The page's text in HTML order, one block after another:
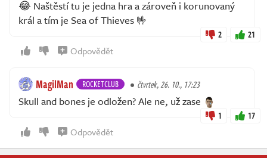
😂 Naštěstí tu je jedna hra a zároveň i korunovaný
král a tím je Sea of Thieves 🤟
2 21
Odpovědět
MagilMan ROCKETCLUB čtvrtek, 26. 10., 17:23
Skull and bones je odložen? Ale ne, už zase
1 17
Odpovědět